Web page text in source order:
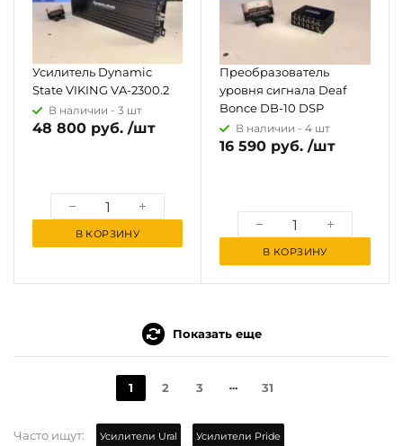
Усилитель Dynamic
State VIKING VA-2300.2
В наличии - 3 шт
48 800 руб. /шт
В КОРЗИНУ
Преобразователь
уровня сигнала Deaf
Bonce DB-10 DSP
В наличии - 4 шт
16 590 руб. /шт
В КОРЗИНУ
Показать еще
1 2 3 31
Часто ищут: Усилители Ural Усилители Pride